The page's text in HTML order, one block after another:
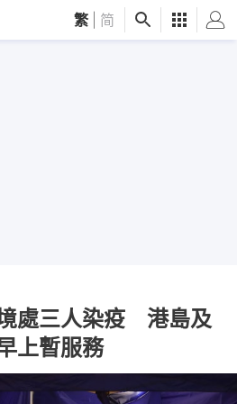
繁 简
處三人染疫 港島及
上暫服務